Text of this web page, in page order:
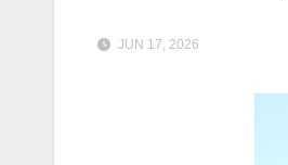
JUN 17, 2026